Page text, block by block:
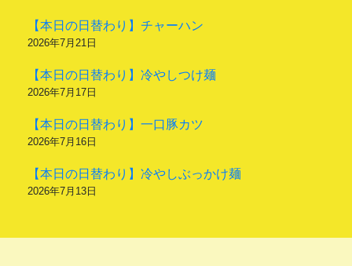
【本日の日替わり】チャーハン
2026年7月21日
【本日の日替わり】冷やしつけ麺
2026年7月17日
【本日の日替わり】一口豚カツ
2026年7月16日
【本日の日替わり】冷やしぶっかけ麺
2026年7月13日